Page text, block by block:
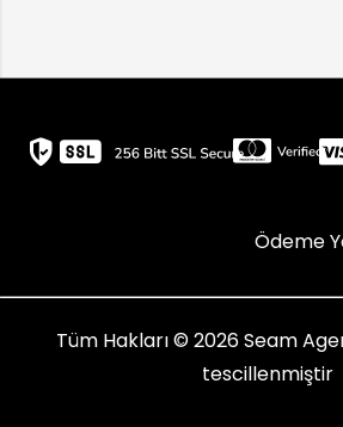
Ödeme
Tüm Hakları © 2026Seam
tescillenmiştir